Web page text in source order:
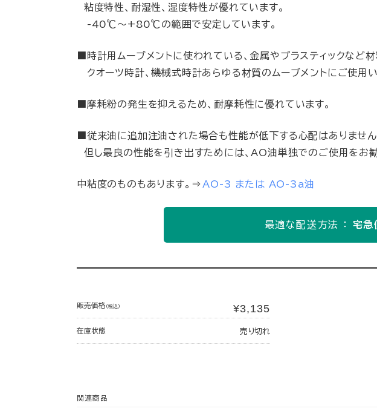
粘度特性、耐湿性、湿度特性が優れています。
-40℃～+80℃の範囲で安定しています。
■時計用ムーブメントに使われている、金属やプラスティックなど
クオーツ時計、機械式時計あらゆる材質のムーブメントにご使用い
■摩耗粉の発生を抑えるため、耐摩耗性に優れています。
■従来油に追加注油された場合も性能が低下する心配はありません
但し最良の性能を引き出すためには、AO油単独でのご使用をお勧
中粘度のものもあります。⇒ AO-3 または AO-3a油
最適な配送方法 ： 宅急
販売価格 (税込) ¥3,135
在庫状態 売り切れ
関連商品